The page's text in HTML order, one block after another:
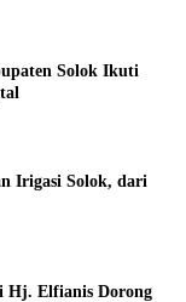
Solok Ikuti
Irigasi Solok, dari
Hj. Elfianis Dorong